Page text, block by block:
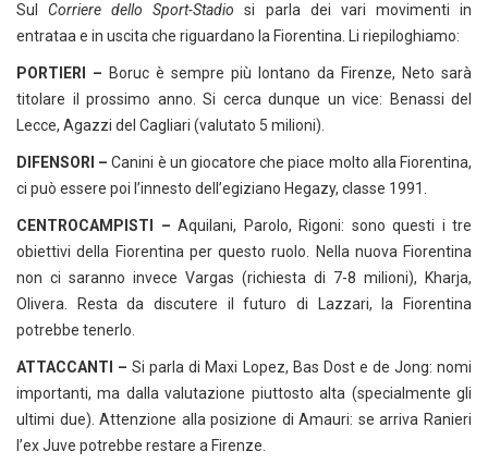
SulCorriere dello Sport-Stadio si parla dei vari movimenti in
entrataa e in uscita che riguardano la Fiorentina. Li riepiloghiamo:
PORTIERI – Boruc è sempre più lontano da Firenze, Neto sarà
titolare il prossimo anno. Si cerca dunque un vice: Benassi del
Lecce, Agazzi del Cagliari (valutato 5 milioni).
DIFENSORI – Canini è un giocatore che piace molto alla Fiorentina,
ci può essere poi l’innesto dell’egiziano Hegazy, classe 1991.
CENTROCAMPISTI – Aquilani, Parolo, Rigoni: sono questi i tre
obiettivi della Fiorentina per questo ruolo. Nella nuova Fiorentina
non ci saranno invece Vargas (richiesta di 7-8 milioni), Kharja,
Olivera. Resta da discutere il futuro di Lazzari, la Fiorentina
potrebbe tenerlo.
ATTACCANTI – Si parla di Maxi Lopez, Bas Dost e de Jong: nomi
importanti, ma dalla valutazione piuttosto alta (specialmente gli
ultimi due). Attenzione alla posizione di Amauri: se arriva Ranieri
l’ex Juve potrebbe restare a Firenze.